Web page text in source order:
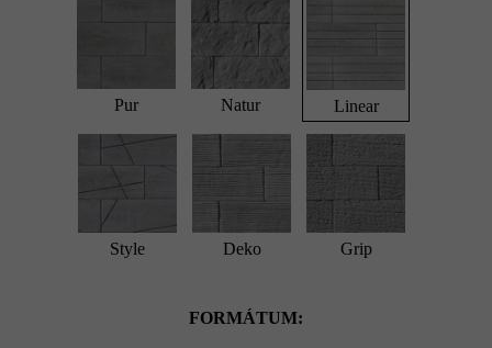
Pur Natur Linear
Style Deko Grip
FORMÁTUM: